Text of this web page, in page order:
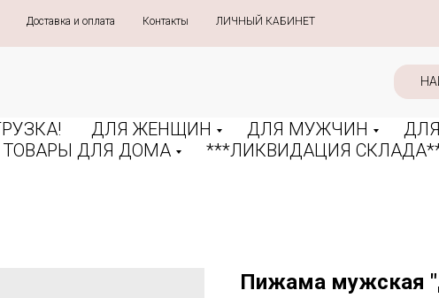
Доставка и оплата Контакты ЛИЧНЫЙ КАБИНЕТ
ДЛЯ ЖЕНЩИН ДЛЯ МУЖЧИН
ТОВАРЫ ДЛЯ ДОМА
***ЛИКВИДАЦИЯ
Пижама мужская